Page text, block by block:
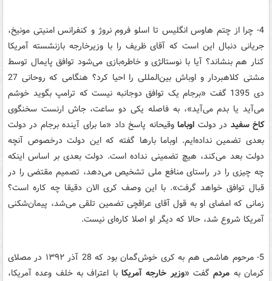
4- چرا از چتم هاوس انگلیس تا اسلو فروم نروژ و کنفرانس امنیتی مونیخ،
جریانی دنبال این است که آقای ظریف را با وزیرخارجه بازنشسته آمریکا
کنار هم بنشاند؟ آیا با نوستالژی و خاطره‌بازی می‌شود توافق پایمال توسط
مشتی کلاهبردار و اوباش بین‌المللی را احیا کرد؟ هنگامی که روحانی 27
دی 1395 گفت «برجام یک توافق دوجانبه نیست که ترامپ بگوید خوشم
می‌آید یا بدم می‌آید»، به فاصله یکی دو ساعت، جاش ارنست سخنگوی
کاخ سفید در دولت اوباماوقیحانه پاسخ داد «ما برای آینده برجام در دولت
بعدی تضمین نداده‌ایم. اوباما بارها گفته که این دولت درخصوص آنچه
دولت بعد می‌کند، هیچ تضمینی نداده است. دولت بعدی بر اساس اینکه
چه چیزی را در راستای منافع ملی تشخیص می‌دهد، تصمیم مقتضی را در
قبال توافق خواهد گرفت». با این وصف کری الان دقیقا چه کاره است؟
زمانی که امضای او به قول آقای عراقچی تضمین تلقی می‌شد، پیمان‌شکنی
آمریکا شروع شد، حالا که دیگر او اصلا کاره‌ای نیست.
5- مرحوم هاشمی هم به کری خوش‌گمان بود که 28 آذر ۱۳۹۲ در مصلای
کرمان به مردم گفت «وزیر خارجه آمریکا با اعتراف به خلف وعده آمریکا،